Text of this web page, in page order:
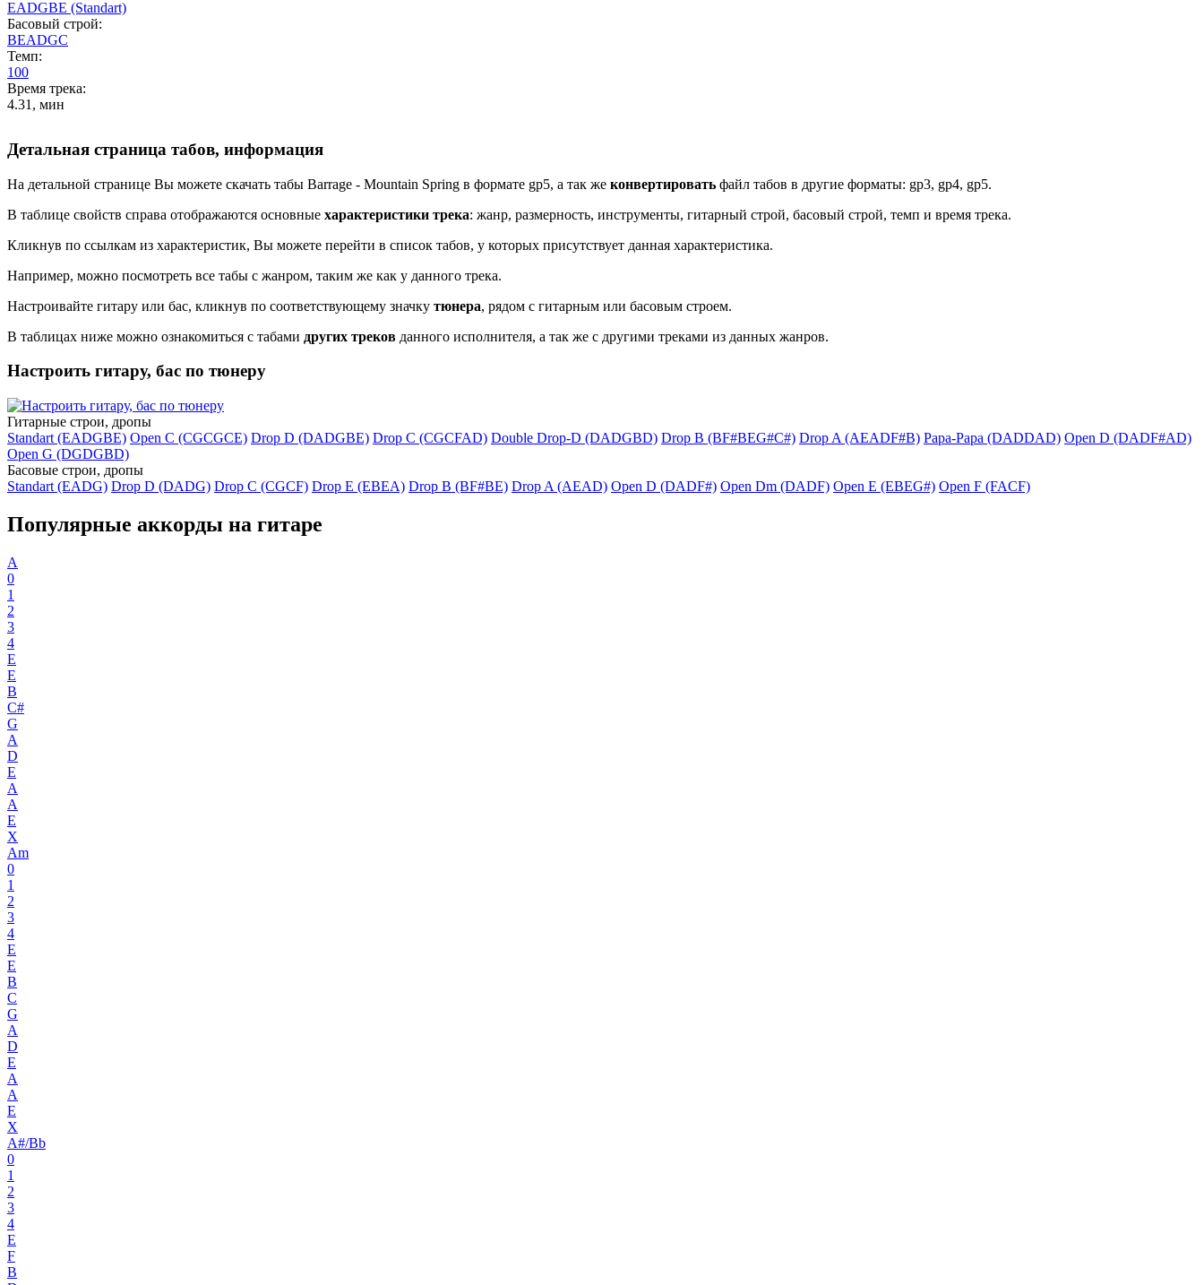
EADGBE (Standart)
Басовый строй:
BEADGC
Темп:
100
Время трека:
4.31, мин
Детальная страница табов, информация
На детальной странице Вы можете скачать табы Barrage - Mountain Spring в формате gp5, а так же конвертировать файл табов в другие форматы: gp3, gp4, gp5.
В таблице свойств справа отображаются основные характеристики трека: жанр, размерность, инструменты, гитарный строй, басовый строй, темп и время трека.
Кликнув по ссылкам из характеристик, Вы можете перейти в список табов, у которых присутствует данная характеристика.
Например, можно посмотреть все табы с жанром, таким же как у данного трека.
Настроивайте гитару или бас, кликнув по соответствующему значку тюнера, рядом с гитарным или басовым строем.
В таблицах ниже можно ознакомиться с табами других треков данного исполнителя, а так же с другими треками из данных жанров.
Настроить гитару, бас по тюнеру
Гитарные строи, дропы
Standart (EADGBE) Open C (CGCGCE) Drop D (DADGBE) Drop C (CGCFAD) Double Drop-D (DADGBD) Drop B (BF#BEG#C#) Drop A (AEADF#B) Papa-Papa (DADDAD) Open D (DADF#AD)
Open G (DGDGBD)
Басовые строи, дропы
Standart (EADG) Drop D (DADG) Drop C (CGCF) Drop E (EBEA) Drop B (BF#BE) Drop A (AEAD) Open D (DADF#) Open Dm (DADF) Open E (EBEG#) Open F (FACF)
Популярные аккорды на гитаре
A
0
1
2
3
4
E
E
B
C#
G
A
D
E
A
A
E
X
Am
0
1
2
3
4
E
E
B
C
G
A
D
E
A
A
E
X
A#/Bb
0
1
2
3
4
E
F
B